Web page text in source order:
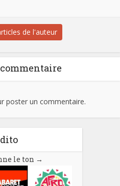
de l'auteur
poster un commentaire.
le ton →